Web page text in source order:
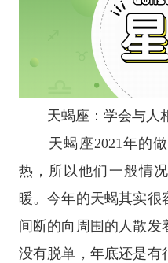
天蝎座 ：学会与人
天蝎座2021年的
热，所以他们一般情
暖。今年的天蝎其实很
间断的向周围的人散发
没有脱单，年底还是有